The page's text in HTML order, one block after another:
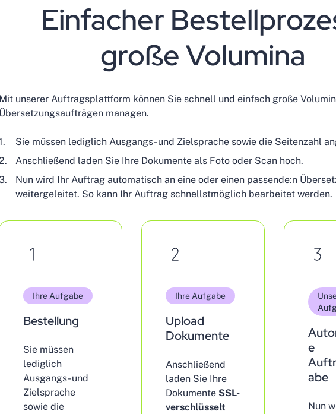
Einfacher
große Volumina
Mit unserer Auftragsplattform können Sie schnell und einfach große
Übersetzungsaufträgen managen.
Sie müssen lediglich Ausgangs- und Zielsprache sowie die Seitenzahl
Anschließend laden Sie Ihre Dokumente als Foto oder Scan hoch.
Nun wird Ihr Auftrag automatisch an eine oder einen passende:n
weitergeleitet. So kann Ihr Auftrag schnellstmöglich bearbeitet werden.
Ihre Aufgabe
Bestellung
Sie müssen
lediglich
Ausgangs- und
Zielsprache
sowie die
Ihre Aufgabe
Upload
Dokumente
Anschließend
laden Sie Ihre
Dokumente SSL-
verschlüsselt
e
abe
Nun